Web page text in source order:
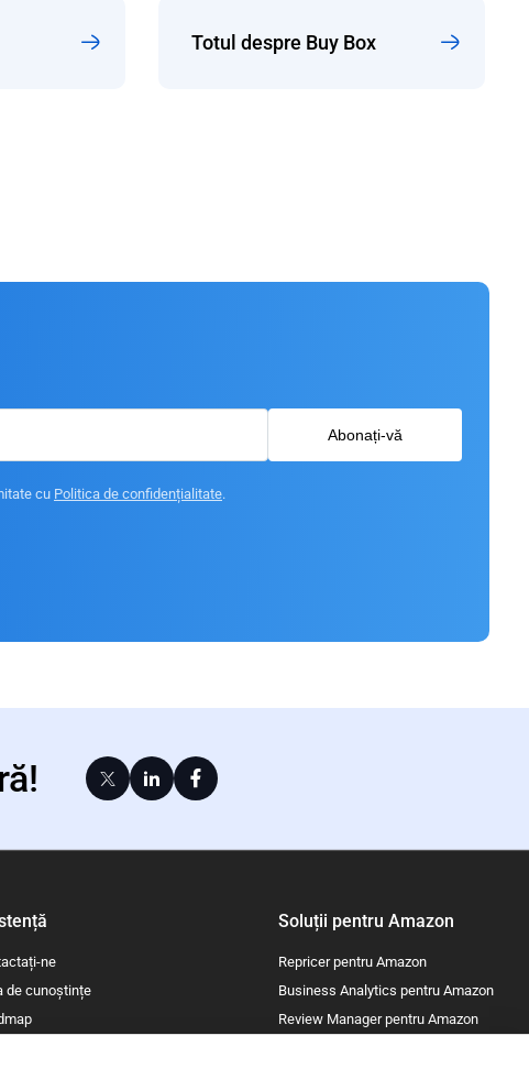
Totul despre Buy Box
Abonați-vă
cu Politica de confidențialitate.
ne
de cunoștințe
Soluții pentru Amazon
Repricer pentru Amazon
Business Analytics pentru Amazon
Review Manager pentru Amazon